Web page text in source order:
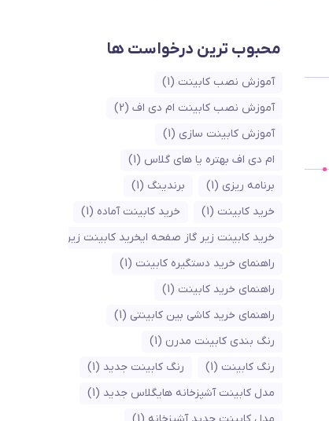
محبوب ترین درخواست ها
آموزش نصب کابینت (1)
آموزش نصب کابینت ام دی اف (2)
آموزش کابینت سازی (1)
ام دی اف بهتره یا های گلاس (1)
برنامه ریزی (1) برندینگ (1)
خرید کابینت (1) خرید کابینت آماده (1)
خرید کابینت زیر گاز صفحه ایخرید کابینت زیر گاز صفحه ای
راهنمای خرید دستگیره کابینت (1)
راهنمای خرید کابینت (1)
راهنمای خرید کاشی بین کابینتی (1)
رنگ بندی کابینت مدرن (1)
رنگ کابینت (1) رنگ کابینت جدید (1)
مدل کابینت آشپزخانه هایگلاس جدید (1)